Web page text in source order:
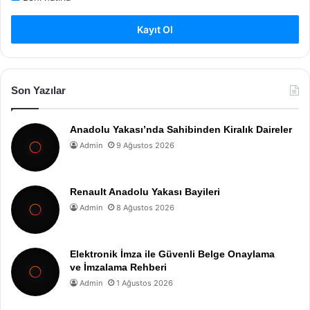
Kayıt Ol
Son Yazılar
Anadolu Yakası’nda Sahibinden Kiralık Daireler
Admin 9 Ağustos 2026
Renault Anadolu Yakası Bayileri
Admin 8 Ağustos 2026
Elektronik İmza ile Güvenli Belge Onaylama
ve İmzalama Rehberi
Admin 1 Ağustos 2026